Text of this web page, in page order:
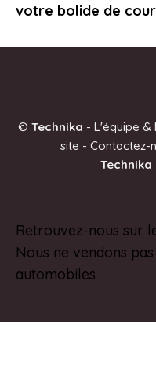
votre bolide de
© Technika - L'équipe &
site - Contactez-
Retrouvez-nous sur
Nous ne vendons
automobiles